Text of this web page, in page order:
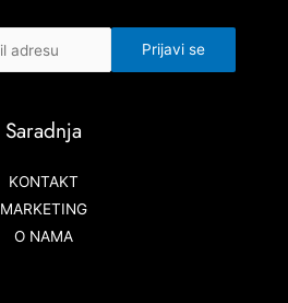
Saradnja
KONTAKT
MARKETING
O NAMA